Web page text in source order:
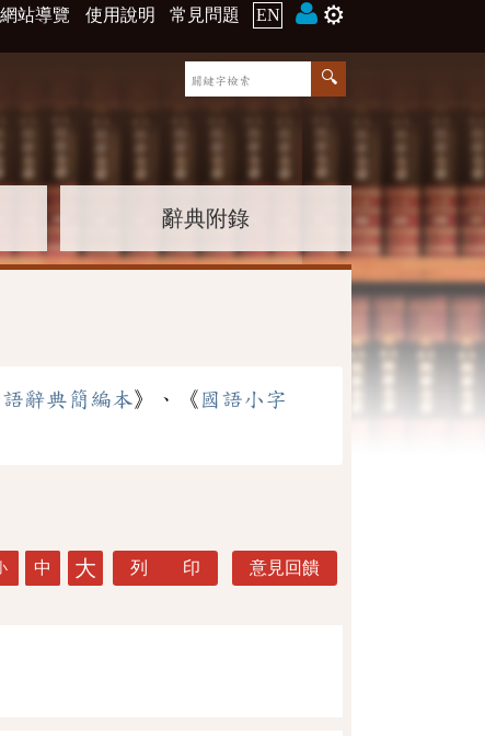
網站導覽 使用說明 常見問題 EN ⚙️
辭典附錄
語辭典簡編本》、《 國語小字
中 大 列 印 意見回饋